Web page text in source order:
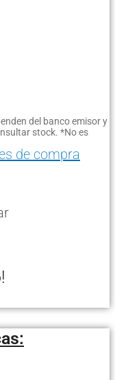
del banco emisor y
stock. *No es
de compra